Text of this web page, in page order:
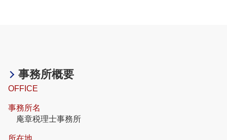
事務所概要
OFFICE
事務所名
庵章税理士事務所
所在地